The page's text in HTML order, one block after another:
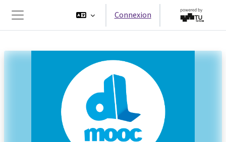
Panneau latéral
Connexion